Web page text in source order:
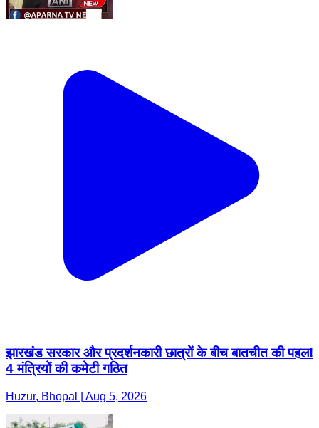
झारखंड सरकार और प्रदर्शनकारी छात्रों के बीच बातचीत की पहल!
4 मंत्रियों की कमेटी गठित
Huzur, Bhopal | Aug 5, 2026